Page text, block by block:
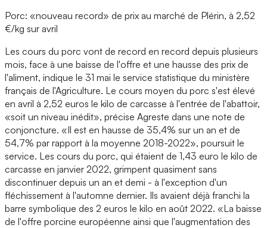
Porc: «nouveau record» de prix au marché de Plérin, à 2,52
€/kg sur avril
Les cours du porc vont de record en record depuis plusieurs
mois, face à une baisse de l'offre et une hausse des prix de
l'aliment, indique le 31 mai le service statistique du ministère
français de l'Agriculture. Le cours moyen du porc s'est élevé
en avril à 2,52 euros le kilo de carcasse à l'entrée de l'abattoir,
«soit un niveau inédit», précise Agreste dans une note de
conjoncture. «Il est en hausse de 35,4% sur un an et de
54,7% par rapport à la moyenne 2018-2022», poursuit le
service. Les cours du porc, qui étaient de 1,43 euro le kilo de
carcasse en janvier 2022, grimpent quasiment sans
discontinuer depuis un an et demi - à l'exception d'un
fléchissement à l'automne dernier. Ils avaient déjà franchi la
barre symbolique des 2 euros le kilo en août 2022. «La baisse
de l'offre porcine européenne ainsi que l'augmentation des